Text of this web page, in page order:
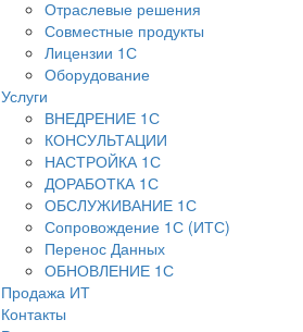
Отраслевые решения
Совместные продукты
Лицензии 1С
Оборудование
Услуги
ВНЕДРЕНИЕ 1С
КОНСУЛЬТАЦИИ
НАСТРОЙКА 1С
ДОРАБОТКА 1С
ОБСЛУЖИВАНИЕ 1С
Сопровождение 1С (ИТС)
Перенос Данных
ОБНОВЛЕНИЕ 1С
Продажа ИТ
Контакты